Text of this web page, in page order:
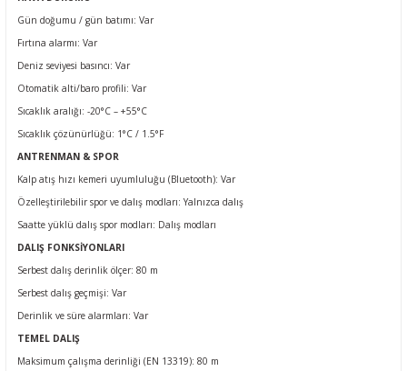
Gün doğumu / gün batımı: Var
Fırtına alarmı: Var
Deniz seviyesi basıncı: Var
Otomatik alti/baro profili: Var
Sıcaklık aralığı: -20°C – +55°C
Sıcaklık çözünürlüğü: 1°C / 1.5°F
ANTRENMAN & SPOR
Kalp atış hızı kemeri uyumluluğu (Bluetooth): Var
Özelleştirilebilir spor ve dalış modları: Yalnızca dalış
Saatte yüklü dalış spor modları: Dalış modları
DALIŞ FONKSİYONLARI
Serbest dalış derinlik ölçer: 80 m
Serbest dalış geçmişi: Var
Derinlik ve süre alarmları: Var
TEMEL DALIŞ
Maksimum çalışma derinliği (EN 13319): 80 m